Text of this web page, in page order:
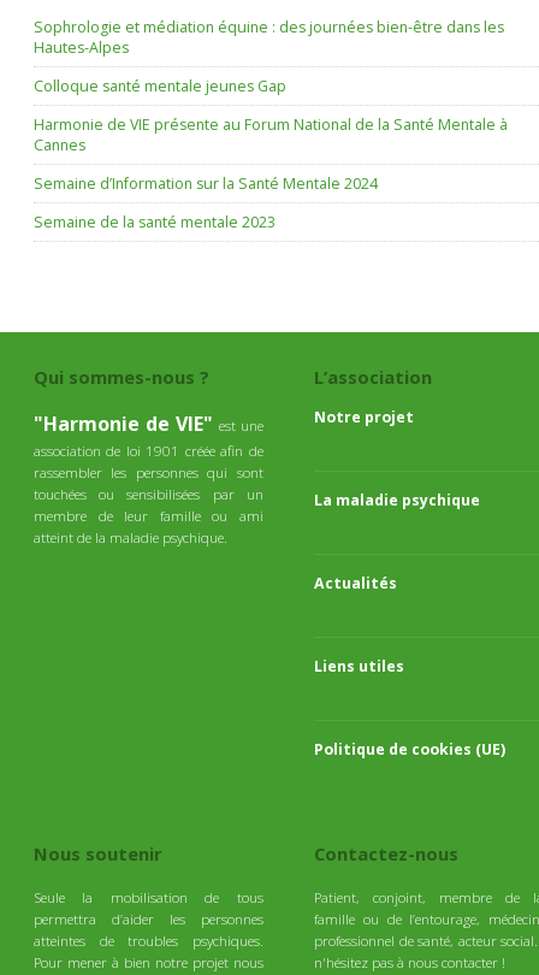
Sophrologie et médiation équine : des journées bien-être dans les
Hautes-Alpes
Colloque santé mentale jeunes Gap
Harmonie de VIE présente au Forum National de la Santé Mentale à
Cannes
Semaine d’Information sur la Santé Mentale 2024
Semaine de la santé mentale 2023
Qui sommes-nous ?
"Harmonie de VIE" est une
association de loi 1901 créée afin de
rassembler les personnes qui sont
touchées ou sensibilisées par un
membre de leur famille ou ami
atteint de la maladie psychique.
L’association
Notre projet
La maladie psychique
Actualités
Liens utiles
Politique de cookies (UE)
Nous soutenir
Seule la mobilisation de tous
permettra d’aider les personnes
atteintes de troubles psychiques.
Pour mener à bien notre projet nous
Contactez-nous
Patient, conjoint, membre de
famille ou de l’entourage,
professionnel de santé, acteur
n'hésitez pas à nous contacter !